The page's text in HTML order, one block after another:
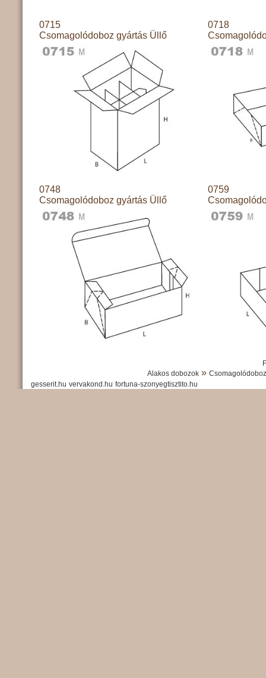
0715
Csomagolódoboz gyártás Üllő
0718
0748
Csomagolódoboz gyártás Üllő
0759
Alakos dobozok »
gesserit.hu vervakond.hu fortuna-szonyegtisztito.hu